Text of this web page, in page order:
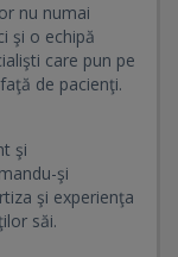
nu numai
şi o echipă
care pun pe
de pacienţi.
şi
şi
şi experienţa
săi.